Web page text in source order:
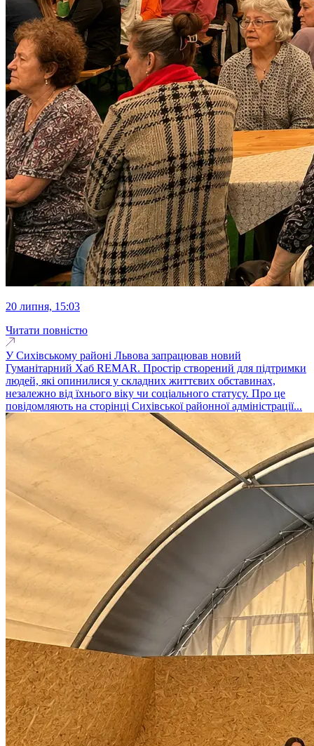
20 липня, 15:03
Читати повністю
У Сихівському районі Львова запрацював новий
Гуманітарний Хаб REMAR. Простір створений для підтримки
людей, які опинилися у складних життєвих обставинах,
незалежно від їхнього віку чи соціального статусу. Про це
повідомляють на сторінці Сихівської районної адміністрації...